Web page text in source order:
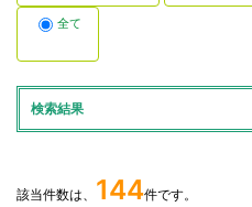
全て
検索結果
該当件数は、 144件です。